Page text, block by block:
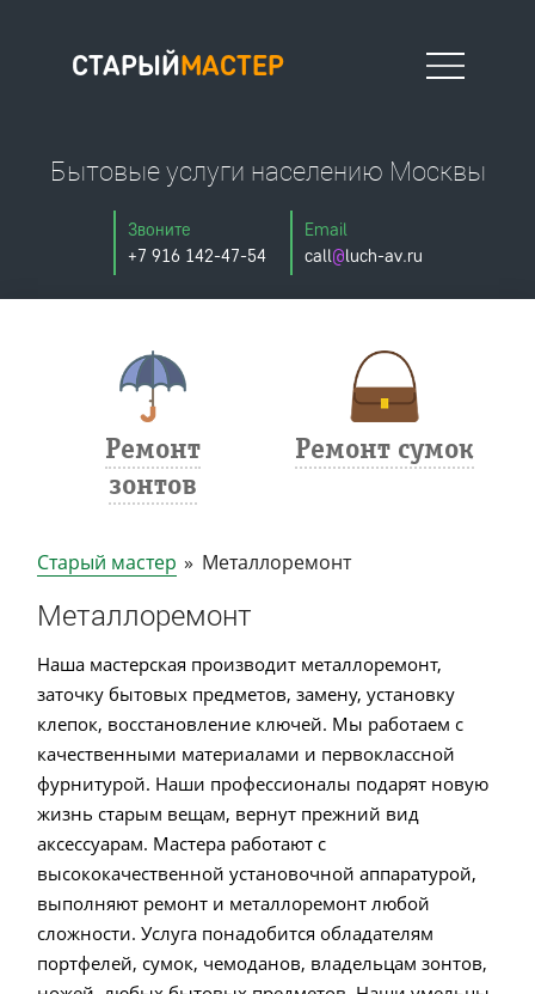
СТАРЫЙМАСТЕР
Бытовые услуги населению Москвы
Звоните
+7 916 142-47-54
Email
call@luch-av.ru
Ремонт
зонтов
Ремонт сумок
Старый мастер » Металлоремонт
Металлоремонт
Наша мастерская производит металлоремонт,
заточку бытовых предметов, замену, установку
клепок, восстановление ключей. Мы работаем с
качественными материалами и первоклассной
фурнитурой. Наши профессионалы подарят новую
жизнь старым вещам, вернут прежний вид
аксессуарам. Мастера работают с
высококачественной установочной аппаратурой,
выполняют ремонт и металлоремонт любой
сложности. Услуга понадобится обладателям
портфелей, сумок, чемоданов, владельцам зонтов,
Офис на Новослободской
почта.: StariyMasterAV@yandex.ru